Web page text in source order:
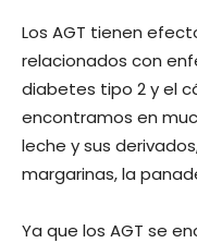
Los AGT tienen
relacionados con
diabetes tipo 2 y el
encontramos en
leche y sus
margarinas, la
Ya que los AGT se